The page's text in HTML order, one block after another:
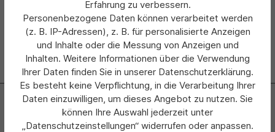
Newsletter
Abonnieren Sie jetzt einfach unseren regelmäßig
Erfahrung zu verbessern.
Personenbezogene Daten können verarbeitet werden
(z. B. IP-Adressen), z. B. für personalisierte Anzeigen
und Inhalte oder die Messung von Anzeigen und
Inhalten. Weitere Informationen über die Verwendung
Ihrer Daten finden Sie in unserer Datenschutzerklärung.
Es besteht keine Verpflichtung, in die Verarbeitung Ihrer
Daten einzuwilligen, um dieses Angebot zu nutzen. Sie
können Ihre Auswahl jederzeit unter
„Datenschutzeinstellungen“ widerrufen oder anpassen.